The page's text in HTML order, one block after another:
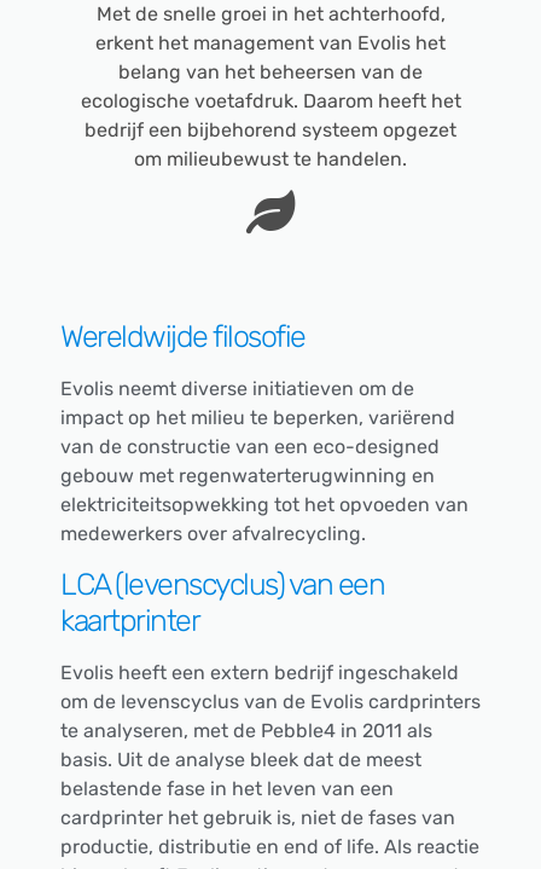
Wereldwijde filosofie
Evolis neemt diverse initiatieven om de
impact op het milieu te beperken, variërend
van de constructie van een eco-designed
gebouw met regenwaterterugwinning en
elektriciteitsopwekking tot het opvoeden van
medewerkers over afvalrecycling.
LCA (levenscyclus) van een
kaartprinter
Evolis heeft een extern bedrijf ingeschakeld
om de levenscyclus van de Evolis cardprinters
te analyseren, met de Pebble4 in 2011 als
basis. Uit de analyse bleek dat de meest
belastende fase in het leven van een
cardprinter het gebruik is, niet de fases van
productie, distributie en end of life. Als reactie
Met de snelle groei in het achterhoofd,
erkent het management van Evolis het
belang van het beheersen van de
ecologische voetafdruk. Daarom heeft het
bedrijf een bijbehorend systeem opgezet
om milieubewust te handelen.